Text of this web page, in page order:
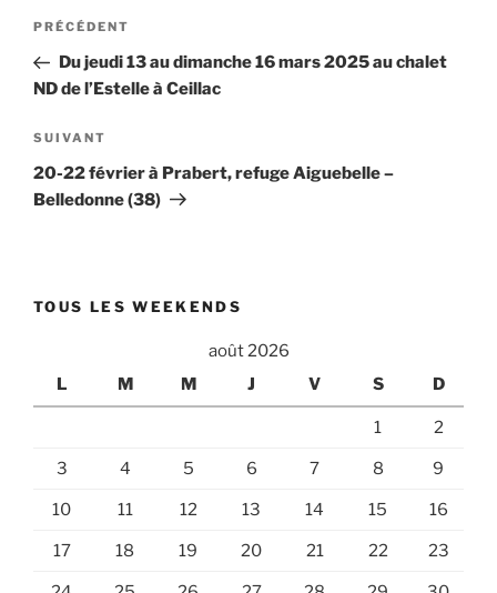
Navigation
l’article
Article
précédent
PRÉCÉDENT
Du jeudi 13 au dimanche 16 mars 2025 au chalet
ND de l’Estelle à Ceillac
Article
suivant
SUIVANT
20-22 février à Prabert, refuge Aiguebelle –
Belledonne (38)
TOUS LES WEEKENDS
août 2026
L
M M J V S D
1 2
3 4 5 6 7 8 9
10 11 12 13 14 15 16
17 18 19 20 21 22 23